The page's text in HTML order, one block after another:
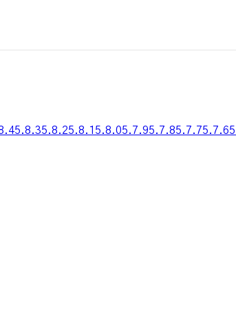
5.8.35.8.25.8.1 5.8.05.7.95.7.85.7.75.7.6